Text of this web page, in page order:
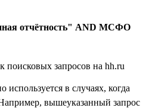
отчётность" AND МСФО
в случаях, когда
вышеуказанный запрос